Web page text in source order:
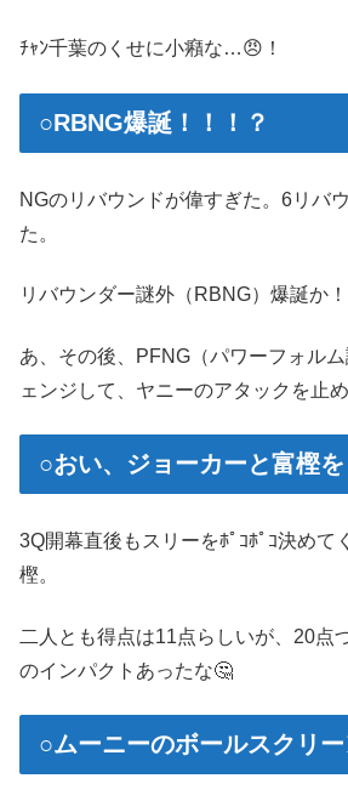
ﾁｬﾝ千葉のくせに小癪な…😠！
○RBNG爆誕！！！？
NGのリバウンドが偉すぎた。6リバ
た。
リバウンダー謎外（RBNG）爆誕か！
あ、その後、PFNG（パワーフォル
ェンジして、ヤニーのアタックを止
○おい、ジョーカーと富樫
3Q開幕直後もスリーをﾎﾟｺﾎﾟｺ決めて
樫。
二人とも得点は11点らしいが、20点
のインパクトあったな🤔
○ムーニーのボールスクリ